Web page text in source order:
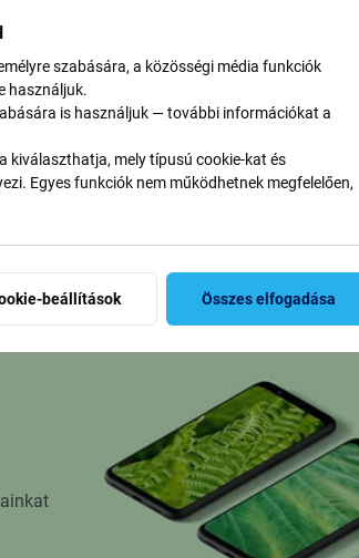
szabására, a közösségi média funkciók
használjuk.
is használjuk — további információkat a
kiválaszthatja, mely típusú cookie-kat és
Egyes funkciók nem működhetnek megfelelően,
beállítások Összes elfogadása